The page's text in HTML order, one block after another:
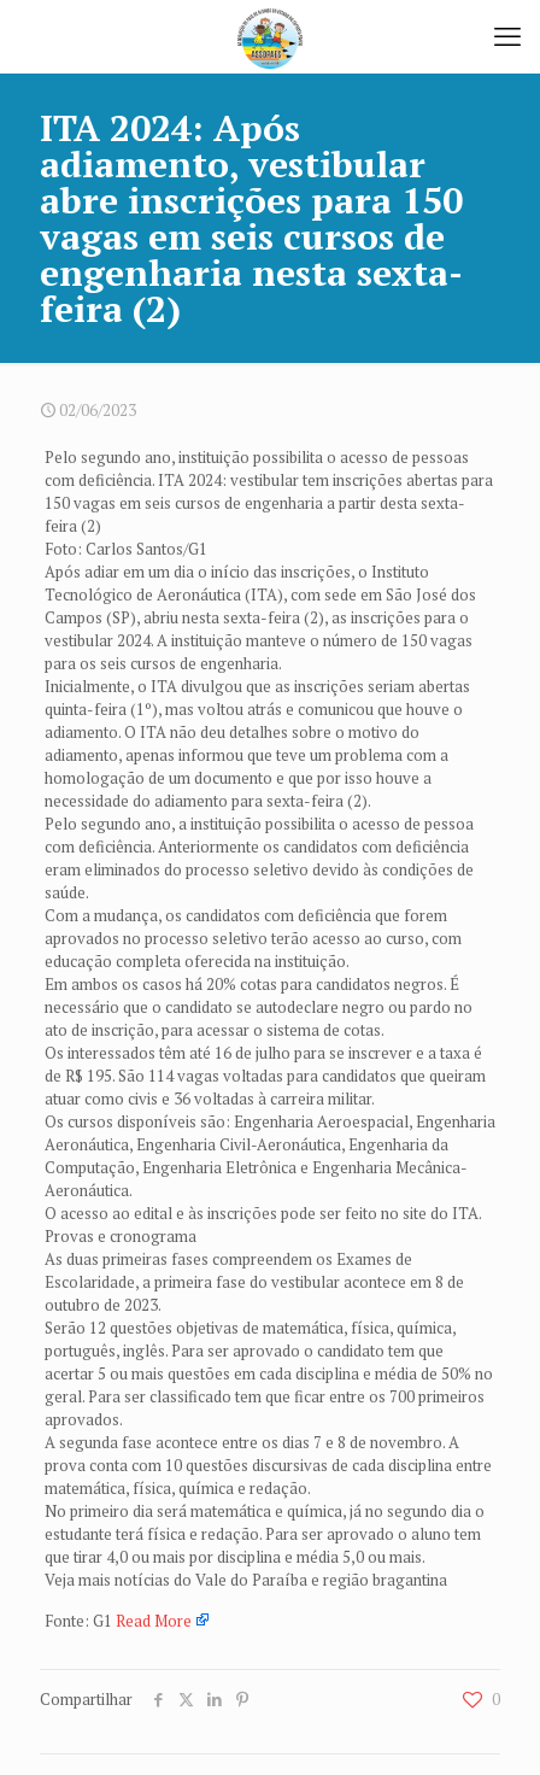
ITA 2024: Após
adiamento, vestibular
abre inscrições para 150
vagas em seis cursos de
engenharia nesta sexta-
feira (2)
02/06/2023
Pelo segundo ano, instituição possibilita o acesso de pessoas
com deficiência. ITA 2024: vestibular tem inscrições abertas para
150 vagas em seis cursos de engenharia a partir desta sexta-
feira (2)
Foto: Carlos Santos/G1
Após adiar em um dia o início das inscrições, o Instituto
Tecnológico de Aeronáutica (ITA), com sede em São José dos
Campos (SP), abriu nesta sexta-feira (2), as inscrições para o
vestibular 2024. A instituição manteve o número de 150 vagas
para os seis cursos de engenharia.
Inicialmente, o ITA divulgou que as inscrições seriam abertas
quinta-feira (1º), mas voltou atrás e comunicou que houve o
adiamento. O ITA não deu detalhes sobre o motivo do
adiamento, apenas informou que teve um problema com a
homologação de um documento e que por isso houve a
necessidade do adiamento para sexta-feira (2).
Pelo segundo ano, a instituição possibilita o acesso de pessoa
com deficiência. Anteriormente os candidatos com deficiência
eram eliminados do processo seletivo devido às condições de
saúde.
Com a mudança, os candidatos com deficiência que forem
aprovados no processo seletivo terão acesso ao curso, com
educação completa oferecida na instituição.
Em ambos os casos há 20% cotas para candidatos negros. É
necessário que o candidato se autodeclare negro ou pardo no
ato de inscrição, para acessar o sistema de cotas.
Os interessados têm até 16 de julho para se inscrever e a taxa é
de R$ 195. São 114 vagas voltadas para candidatos que queiram
atuar como civis e 36 voltadas à carreira militar.
Os cursos disponíveis são: Engenharia Aeroespacial, Engenharia
Aeronáutica, Engenharia Civil-Aeronáutica, Engenharia da
Computação, Engenharia Eletrônica e Engenharia Mecânica-
Aeronáutica.
O acesso ao edital e às inscrições pode ser feito no site do ITA.
Provas e cronograma
As duas primeiras fases compreendem os Exames de
Escolaridade, a primeira fase do vestibular acontece em 8 de
outubro de 2023.
Serão 12 questões objetivas de matemática, física, química,
português, inglês. Para ser aprovado o candidato tem que
acertar 5 ou mais questões em cada disciplina e média de 50% no
geral. Para ser classificado tem que ficar entre os 700 primeiros
aprovados.
A segunda fase acontece entre os dias 7 e 8 de novembro. A
prova conta com 10 questões discursivas de cada disciplina entre
matemática, física, química e redação.
No primeiro dia será matemática e química, já no segundo dia o
estudante terá física e redação. Para ser aprovado o aluno tem
que tirar 4,0 ou mais por disciplina e média 5,0 ou mais.
Veja mais notícias do Vale do Paraíba e região bragantina
Fonte: G1 Read More
Compartilhar 0